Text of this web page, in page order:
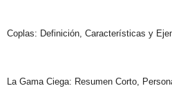
Coplas: Definición, Características y
La Gama Ciega: Resumen Corto,